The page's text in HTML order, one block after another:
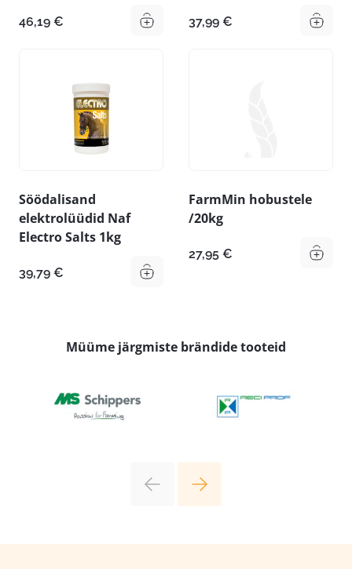
46,19 € 37,99 €
Söödalisand
elektrolüüdid Naf
Electro Salts 1kg
39,79 €
FarmMin hobustele
/20kg
27,95 €
Müüme järgmiste brändide tooteid